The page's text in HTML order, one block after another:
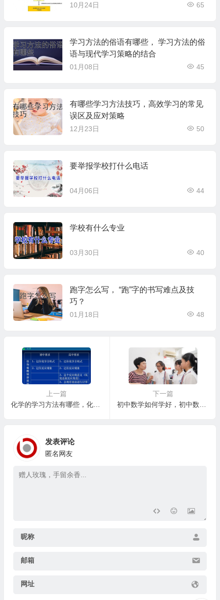
10月24日 65
学习方法的俗语有哪些， 学习方法的俗
语与现代学习策略的结合
01月08日 45
有哪些学习方法技巧，高效学习的常见
误区及应对策略
12月23日 50
要举报学校打什么电话
04月06日 44
学校有什么专业
03月30日 40
跑字怎么写， “跑”字的书写难点及技
巧？
01月18日 48
上一篇
化学的学习方法有哪些，化学学习中的常见问题及解决策略
下一篇
发表评论
匿名网友
昵称
邮箱
网址